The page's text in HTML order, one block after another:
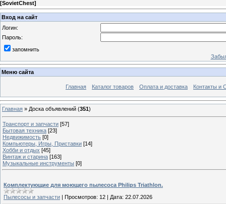
[SovietChest]
Вход на сайт
Логин:
Пароль:
запомнить
Меню сайта
Главная Каталог товаров Оплата и доставка Контакты и
Главная » Доска объявлений (351)
Транспорт и запчасти [57]
Бытовая техника [23]
Недвижимость [0]
Компьютеры, Игры, Приставки [14]
Хобби и отдых [45]
Винтаж и старина [163]
Музыкальные инструменты [0]
Комплектующие для моющего пылесоса Philips Triathlon.
Пылесосы и запчасти | Просмотров: 12 | Дата: 22.07.2026